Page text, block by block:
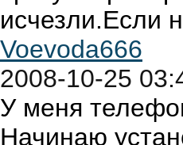
исчезли.Если
Voevoda666
2008-10-25
У меня
Начинаю